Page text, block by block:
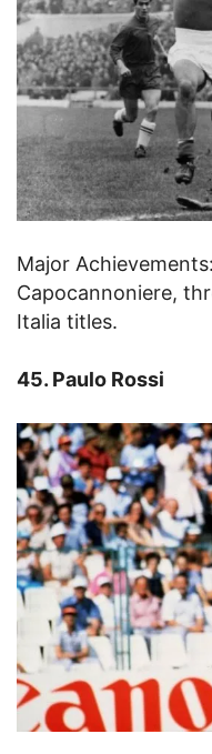
Major
Capocannoniere,
Italia titles.
45. Paulo Rossi